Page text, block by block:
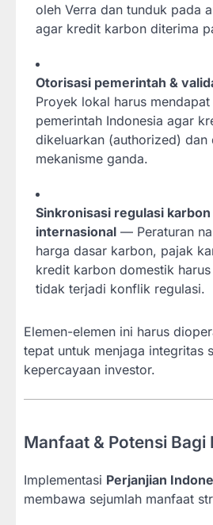
oleh Verra dan tunduk pada
agar kredit karbon diterima
Otorisasi pemerintah &
Proyek lokal harus
pemerintah Indonesia agar
dikeluarkan (authorized) dan
mekanisme ganda.
Sinkronisasi regulasi
internasional — Peraturan
harga dasar karbon, pajak
kredit karbon domestik
tidak terjadi konflik regulasi.
Elemen-elemen ini harus
tepat untuk menjaga integritas
kepercayaan investor.
Manfaat & Potensi Bagi
Implementasi Perjanjian
membawa sejumlah manfaat